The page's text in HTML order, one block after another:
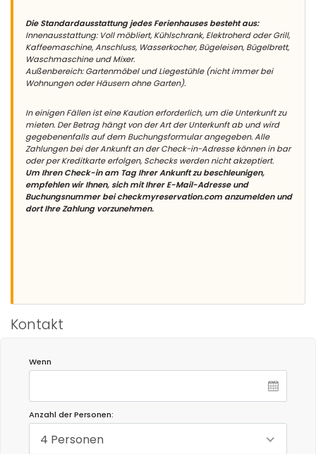
Die Standardausstattung jedes Ferienhauses besteht aus:
Innenausstattung: Voll möbliert, Kühlschrank, Elektroherd oder Grill,
Kaffeemaschine, Anschluss, Wasserkocher, Bügeleisen, Bügelbrett,
Waschmaschine und Mixer.
Außenbereich: Gartenmöbel und Liegestühle (nicht immer bei
Wohnungen oder Häusern ohne Garten).
In einigen Fällen ist eine Kaution erforderlich, um die Unterkunft zu
mieten. Der Betrag hängt von der Art der Unterkunft ab und wird
gegebenenfalls auf dem Buchungsformular angegeben. Alle
Zahlungen bei der Ankunft an der Check-in-Adresse können in bar
oder per Kreditkarte erfolgen, Schecks werden nicht akzeptiert.
Um Ihren Check-in am Tag Ihrer Ankunft zu beschleunigen,
empfehlen wir Ihnen, sich mit Ihrer E-Mail-Adresse und
Buchungsnummer bei checkmyreservation.com anzumelden und
dort Ihre Zahlung vorzunehmen.
Kontakt
Wenn
Anzahl der Personen:
4 Personen